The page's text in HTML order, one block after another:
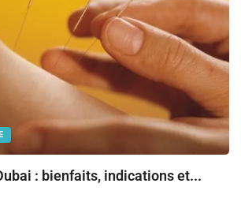
: bienfaits, indications et...